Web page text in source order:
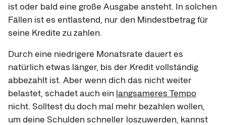
ist oder bald eine große Ausgabe ansteht. In solchen
Fällen ist es entlastend, nur den Mindestbetrag für
seine Kredite zu zahlen.
Durch eine niedrigere Monatsrate dauert es
natürlich etwas länger, bis der Kredit vollständig
abbezahlt ist. Aber wenn dich das nicht weiter
belastet, schadet auch ein langsameres Tempo
nicht. Solltest du doch mal mehr bezahlen wollen,
um deine Schulden schneller loszuwerden, kannst